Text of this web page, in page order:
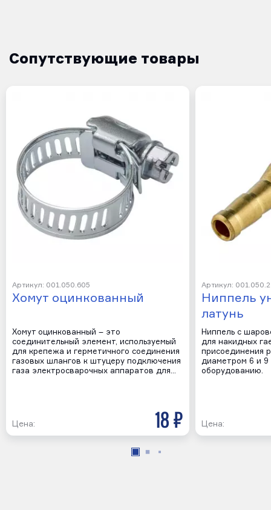
Сопутствующие товары
Артикул: 001.050.605
Хомут оцинкованный
Хомут оцинкованный – это
соединительный элемент, используемый
для крепежа и герметичного соединения
газовых шлангов к штуцеру подключения
газа электросварочных аппаратов для…
Цена: 18 р
Артикул:
Ниппель
латунь
Ниппель с
для накидных
присоединения
диаметром 6 и 9
оборудованию.
Цена: